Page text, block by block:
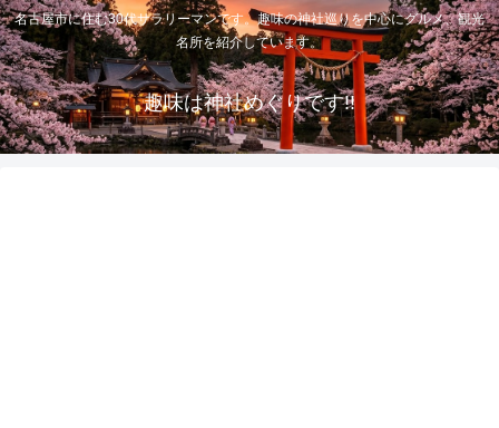
名古屋市に住む30代サラリーマンです。趣味の神社巡りを中心にグルメ、観光
名所を紹介しています。
趣味は神社めぐりです!!